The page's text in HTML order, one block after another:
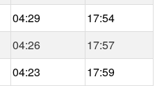
04:29
17:54
04:26
17:57
04:23 17:59